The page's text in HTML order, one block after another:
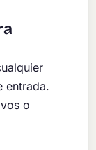
entrada.
o